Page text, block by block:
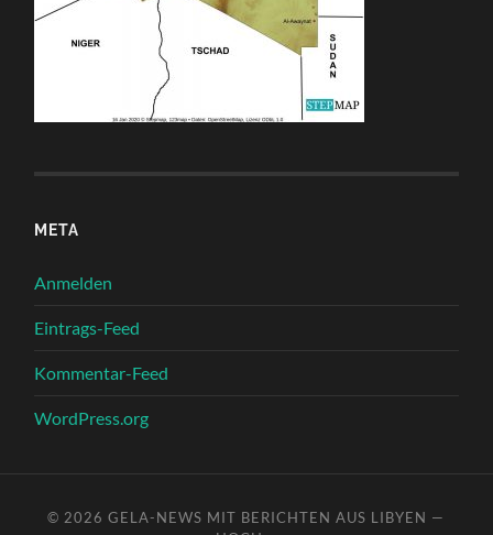
META
Anmelden
Eintrags-Feed
Kommentar-Feed
WordPress.org
© 2026GELA-NEWS MIT BERICHTEN AUS LIBYEN —